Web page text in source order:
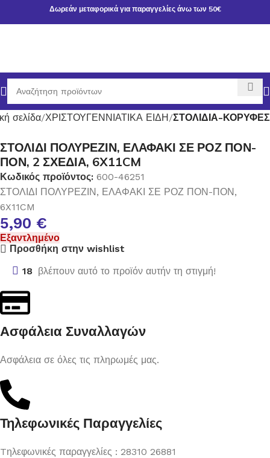
Δωρεάν μεταφορικά για παραγγελίες άνω των 50€
σελίδα ΧΡΙΣΤΟΥΓΕΝΝΙΑΤΙΚΑ ΕΙΔΗ ΣΤΟΛΙΔΙΑ-ΚΟΡΥΦΕΣ
ΣΤΟΛΙΔΙ ΠΟΛΥΡΕΖΙΝ, ΕΛΑΦΑΚΙ ΣΕ ΡΟΖ ΠΟΝ-
ΠΟΝ, 2 ΣΧΕΔΙΑ, 6X11CM
Κωδικός προϊόντος: 600-46251
ΣΤΟΛΙΔΙ ΠΟΛΥΡΕΖΙΝ, ΕΛΑΦΑΚΙ ΣΕ ΡΟΖ ΠΟΝ-ΠΟΝ,
6X11CM
5,90 €
Εξαντλημένο
Προσθήκη στην wishlist
18 βλέπουν αυτό το προϊόν αυτήν τη στιγμή!
Ασφάλεια Συναλλαγών
Ασφάλεια σε όλες τις πληρωμές μας.
Τηλεφωνικές Παραγγελίες
Tηλεφωνικές παραγγελίες : 28310 26881